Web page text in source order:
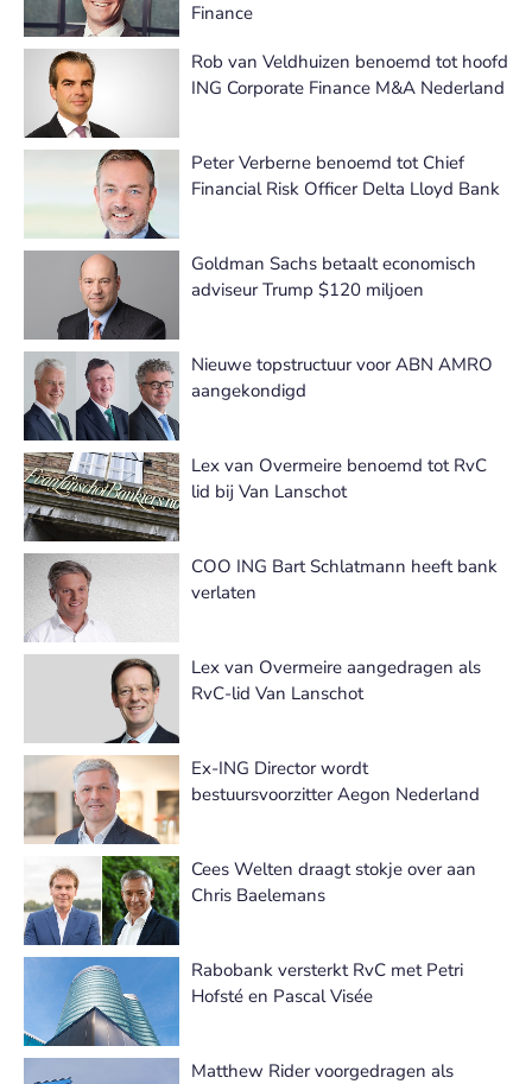
Finance
Rob van Veldhuizen benoemd tot hoofd
ING Corporate Finance M&A Nederland
Peter Verberne benoemd tot Chief
Financial Risk Officer Delta Lloyd Bank
Goldman Sachs betaalt economisch
adviseur Trump $120 miljoen
Nieuwe topstructuur voor ABN AMRO
aangekondigd
Lex van Overmeire benoemd tot RvC
lid bij Van Lanschot
COO ING Bart Schlatmann heeft bank
verlaten
Lex van Overmeire aangedragen als
RvC-lid Van Lanschot
Ex-ING Director wordt
bestuursvoorzitter Aegon Nederland
Cees Welten draagt stokje over aan
Chris Baelemans
Rabobank versterkt RvC met Petri
Hofsté en Pascal Visée
Matthew Rider voorgedragen als